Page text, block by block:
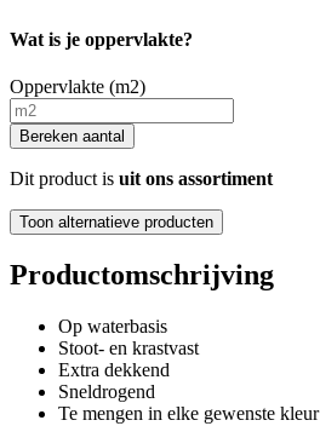
Wat is je oppervlakte?
Oppervlakte (m2)
Bereken aantal
Dit product is uit ons assortiment
Toon alternatieve producten
Productomschrijving
Op waterbasis
Stoot- en krastvast
Extra dekkend
Sneldrogend
Te mengen in elke gewenste kleur